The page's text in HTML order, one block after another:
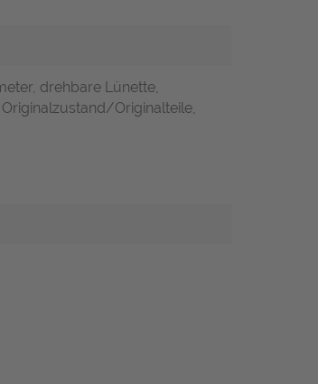
drehbare Lünette,
Originalteile,